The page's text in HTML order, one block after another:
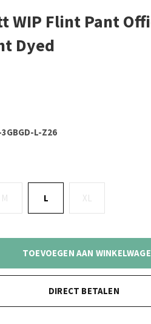
WIP Flint Pant
Dyed
L-Z26
M L XL
TOEVOEGEN AAN
DIRECT BETALEN